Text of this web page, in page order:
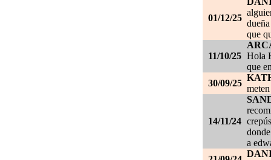
01/12/25
que
11/10/25 Hola
que
30/09/25
14/11/24
a